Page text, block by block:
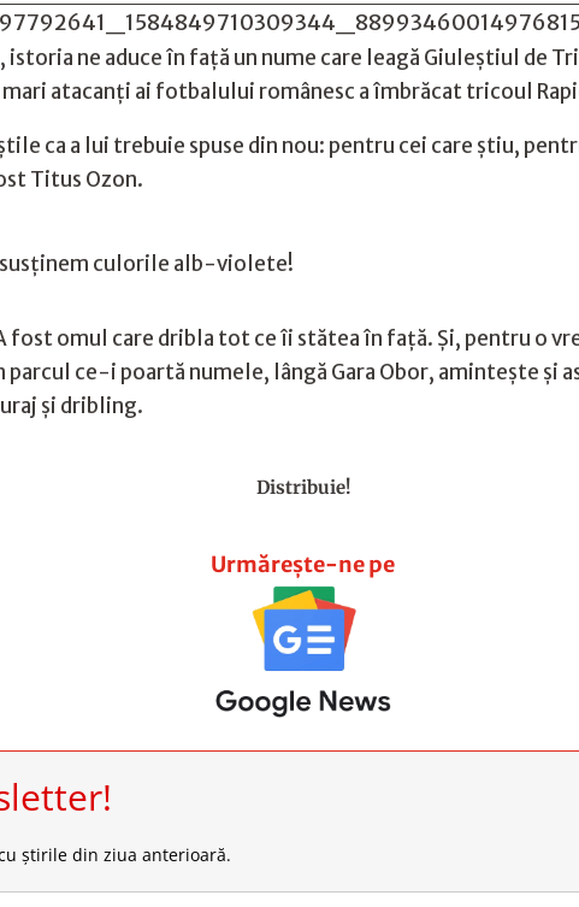
istoria ne aduce în față un nume care leagă Giuleștiul de
atacanți ai fotbalului românesc a îmbrăcat tricoul
ca a lui trebuie spuse din nou: pentru cei care știu,
Titus Ozon.
susținem culorile alb-violete!
fost omul care dribla tot ce îi stătea în față. Și, pentru o
parcul ce-i poartă numele, lângă Gara Obor, amintește și
și dribling.
Distribuie!
Urmărește-ne pe
știrile din ziua anterioară.